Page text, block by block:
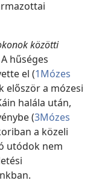
közötti
A hűséges
el (1Mózes
először a mózesi
halála után,
(3Mózes
a közeli
utódok nem